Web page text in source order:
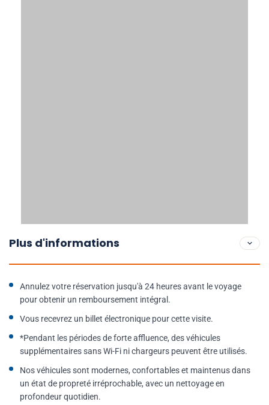
Plus d'informations
Annulez votre réservation jusqu'à 24 heures avant le voyage
pour obtenir un remboursement intégral.
Vous recevrez un billet électronique pour cette visite.
*Pendant les périodes de forte affluence, des véhicules
supplémentaires sans Wi-Fi ni chargeurs peuvent être utilisés.
Nos véhicules sont modernes, confortables et maintenus dans
un état de propreté irréprochable, avec un nettoyage en
profondeur quotidien.